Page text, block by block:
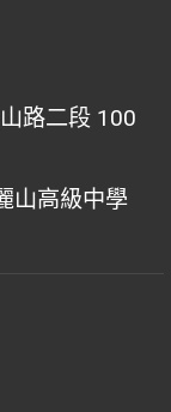
路二段 100
山高級中學